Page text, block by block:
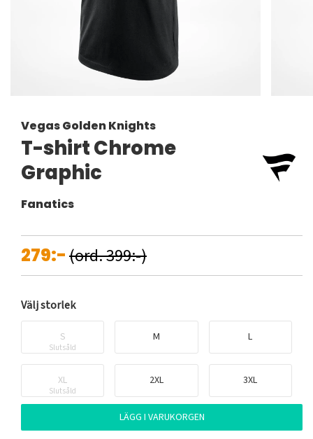
Vegas Golden Knights
T-shirt Chrome
Graphic
Fanatics
279:-(ord. 399:-)
Välj storlek
S
Slutsåld
M L
XL
Slutsåld
2XL 3XL
LÄGG I VARUKORGEN